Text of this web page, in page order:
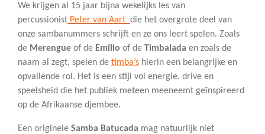
We krijgen al 15 jaar bijna wekelijks les van
percussionist Peter van Aart die het overgrote deel van
onze sambanummers schrijft en ze ons leert spelen. Zoals
de Merengue of de Emilio of de Timbalada en zoals de
naam al zegt, spelen de timba’s hierin een belangrijke en
opvallende rol. Het is een stijl vol energie, drive en
speelsheid die het publiek meteen meeneemt geïnspireerd
op de Afrikaanse djembee.
Een originele Samba Batucada mag natuurlijk niet